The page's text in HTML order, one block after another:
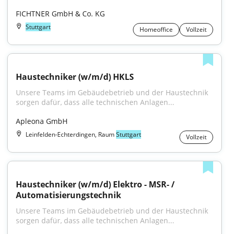
FICHTNER GmbH & Co. KG
Stuttgart Homeoffice Vollzeit
Haustechniker (w/m/d) HKLS
Unsere Teams im Gebäudebetrieb und der Haustechnik
sorgen dafür, dass alle technischen Anlagen...
Apleona GmbH
Leinfelden-Echterdingen, RaumStuttgart Vollzeit
Haustechniker (w/m/d) Elektro - MSR- /
Automatisierungstechnik
Unsere Teams im Gebäudebetrieb und der Haustechnik
sorgen dafür, dass alle technischen Anlagen...